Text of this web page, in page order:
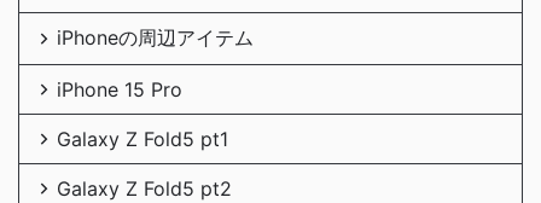
iPhoneの周辺アイテム
iPhone 15 Pro
Galaxy Z Fold5 pt1
Galaxy Z Fold5 pt2